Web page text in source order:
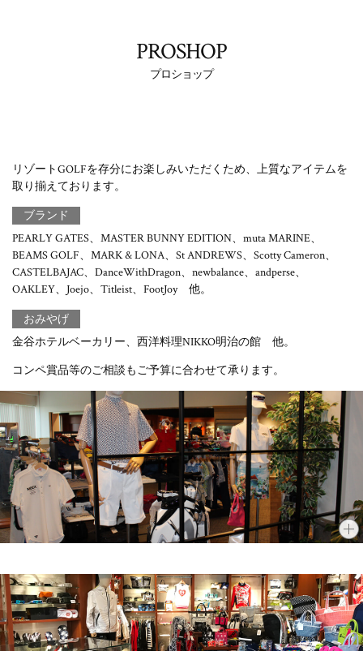
PROSHOP
プロショップ
リゾートGOLFを存分にお楽しみいただくため、上質なアイテムを
取り揃えております。
ブランド
PEARLY GATES、MASTER BUNNY EDITION、muta MARINE、
BEAMS GOLF、MARK & LONA、St ANDREWS、Scotty Cameron、
CASTELBAJAC、DanceWithDragon、newbalance、andperse、
OAKLEY、Joejo、Titleist、FootJoy 他。
おみやげ
金谷ホテルベーカリー、西洋料理NIKKO明治の館 他。
コンペ賞品等のご相談もご予算に合わせて承ります。